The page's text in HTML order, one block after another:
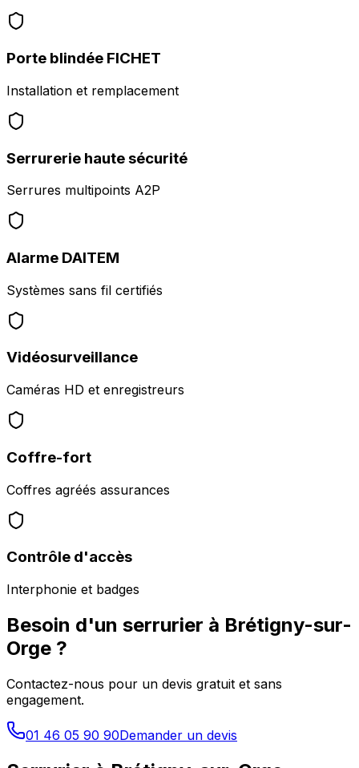
Porte blindée FICHET
Installation et remplacement
Serrurerie haute sécurité
Serrures multipoints A2P
Alarme DAITEM
Systèmes sans fil certifiés
Vidéosurveillance
Caméras HD et enregistreurs
Coffre-fort
Coffres agréés assurances
Contrôle d'accès
Interphonie et badges
Besoin d'un serrurier à Brétigny-sur-
Orge ?
Contactez-nous pour un devis gratuit et sans
engagement.
01 46 05 90 90Demander un devis